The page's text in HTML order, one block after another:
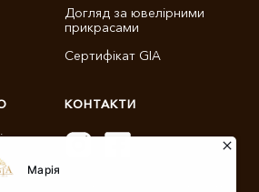
Догляд за ювелірними
прикрасами
Сертифікат GIA
КОНТАКТИ